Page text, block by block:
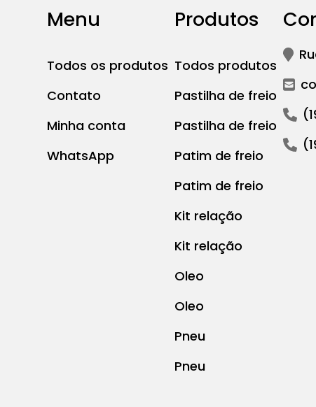
Menu
Todos os produtos
Contato
Minha conta
WhatsApp
Produtos
Todos produtos
Pastilha de freio
Pastilha de freio
Patim de freio
Patim de freio
Kit relação
Kit relação
Oleo
Oleo
Pneu
Pneu